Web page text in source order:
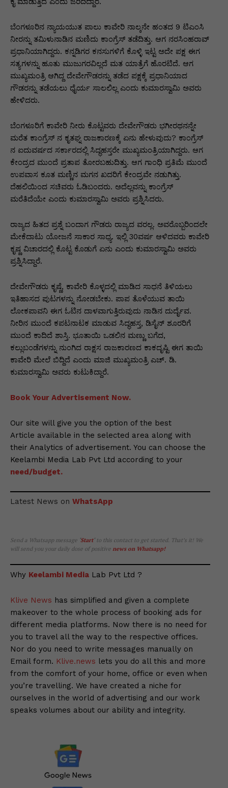
ಬೆಂಗಳೂರಿನ ನ್ಯಾಯಯುತ ಪಾಲು ಕಾವೇರಿ ನಾಲ್ಕನೇ ಹಂತದ 9 ಟಿಎಂಸಿ
ನೀರನ್ನು ತಮಿಳುನಾಡಿನ ಮಣಿದು ಕಾಂಗ್ರೆಸ್ ತಡೆದಿತ್ತು. ಆಗ ನರಸಿಂಹರಾವ್
ಪ್ರಧಾನಿಯಾಗಿದ್ದರು. ಕನ್ನಡಿಗರ ಕನಸುಗಳಿಗೆ ಕೊಳ್ಳಿ ಇಟ್ಟ ಅದೇ ಪಕ್ಷ ಈಗ
ಸತ್ಯಗಳನ್ನು ಹೂತು ಮುಜುಗರವಿಲ್ಲದೆ ಮತ ಯಾತ್ರೆಗೆ ಹೊರಟಿದೆ. ಆಗ
ಮುಖ್ಯಮಂತ್ರಿ ಆಗಿದ್ದ ದೇವೇಗೌಡರನ್ನು ತಡೆದ ಪಕ್ಷಕ್ಕೆ ಪ್ರಧಾನಿಯಾದ
ಗೌಡರನ್ನು ತಡೆಯಲು ಧೈರ್ಯ ಸಾಲಲಿಲ್ಲ ಎಂದು ಕುಮಾರಸ್ವಾಮಿ ಅವರು
ಹೇಳಿದರು.
ಬೆಂಗಳೂರಿಗೆ ಕಾವೇರಿ ನೀರು ಕೊಟ್ಟವರು ದೇವೇಗೌಡರು ಭಗೀರಥನನ್ನೇ
ಮರೆತ ಕಾಂಗ್ರೆಸ್ ನ ಕೃತಘ್ನ ರಾಜಕಾರಣಕ್ಕೆ ಏನು ಹೇಳುವುದು? ಕಾಂಗ್ರೆಸ್
ನ ಐದುವರ್ಷದ ಸರ್ಕಾರದಲ್ಲಿ ಸಿದ್ಧಹಸ್ತರೇ ಮುಖ್ಯಮಂತ್ರಿಯಾಗಿದ್ದರು. ಆಗ
ಕೇಂದ್ರದ ಮುಂದೆ ಪ್ರತಾಪ ತೋರಬಹುದಿತ್ತು. ಆಗ ಗಾಂಧಿ ಪ್ರತಿಮೆ ಮುಂದೆ
ಉಪವಾಸ ಕೂತ ಮಣ್ಣಿನ ಮಗನ ಖದರಿಗೆ ಕೇಂದ್ರವೇ ನಡುಗಿತ್ತು.
ದೆಹಲಿಯಿಂದ ಸಚಿವರು ಓಡಿಬಂದರು. ಅದೆಲ್ಲವನ್ನು ಕಾಂಗ್ರೆಸ್
ಮರೆತಿದೆಯೇ ಎಂದು ಕುಮಾರಸ್ವಾಮಿ ಅವರು ಪ್ರಶ್ನಿಸಿದರು.
ರಾಜ್ಯದ ಹಿತದ ಪ್ರಶ್ನೆ ಬಂದಾಗ ಗೌಡರು ರಾಜ್ಯದ ವರಲ್ಲ. ಅವರೊಬ್ಬರಿಂದಲೇ
ಮೇಕೆದಾಟು ಯೋಜನೆ ಸಾಕಾರ ಸಾಧ್ಯ. ಇಲ್ಲಿ 30ವರ್ಷ ಆಳಿದವರು ಕಾವೇರಿ
ಕೃಷ್ಣ ವಿಚಾರದಲ್ಲಿ ಕೊಟ್ಟ ಕೊಡುಗೆ ಏನು ಎಂದು ಕುಮಾರಸ್ವಾಮಿ ಅವರು
ಪ್ರಶ್ನಿಸಿದ್ದಾರೆ.
ದೇವೇಗೌಡರು ಕೃಷ್ಣೆ, ಕಾವೇರಿ ಕೊಳ್ಳದಲ್ಲಿ ಮಾಡಿದ ಸಾಧನೆ ತಿಳಿಯಲು
ಇತಿಹಾಸದ ಪುಟಗಳನ್ನು ನೋಡಬೇಕು. ಪಾಪ ತೊಳೆಯುವ ತಾಯಿ
ಲೋಕಪಾವನಿ ಈಗ ಓಟಿನ ದಾಳವಾಗುತ್ತಿರುವುದು ನಾಡಿನ ದುರ್ದೈವ.
ನೀರಿನ ಮುಂದೆ ಕಪಟನಾಟಕ ಮಾಡುವ ಸಿದ್ಧಹಸ್ತ, ಡಿಸೈನ್ ಶೂರರಿಗೆ
ಮುಂದೆ ಕಾದಿದೆ ಶಾಸ್ತಿ. ಭೂತಾಯಿ ಒಡಲಿನ ಮಣ್ಣು ಬಗೆದ,
ಕಲ್ಲುಬಂಡೆಗಳನ್ನು ನುಂಗಿದ ರಾಕ್ಷಸ ರಾಜಕಾರಣದ ಕಾಕದೃಷ್ಟಿ ಈಗ ತಾಯಿ
ಕಾವೇರಿ ಮೇಲೆ ಬಿದ್ದಿದೆ ಎಂದು ಮಾಜಿ ಮುಖ್ಯಮಂತ್ರಿ ಎಚ್. ಡಿ.
ಕುಮಾರಸ್ವಾಮಿ ಅವರು ಕುಟುಕಿದ್ದಾರೆ.
Book Your Advertisement Now.
Our site will give you the option of the best
Article available in the selected area along with
their Analytics of advertisement. You can choose the
Keelambi Media Lab Pvt Ltd according to your
need/budget.
Latest News on WhatsApp
Send a Whatsapp message Start‘ to this contact to get started. That’s it! We
will send you your daily dose of positive news on Whatsapp!
Why Keelambi Media Lab Pvt Ltd ?
Klive News has simplified and given a complete
makeover to the whole process of booking ads for
different media platforms. Now there is no need for
you to travel all the way to the respective offices.
Nor do you need to write messages manually on
Email form. Klive.news lets you do all this and more
from the comfort of your home, office or even when
you’re travelling. We have created a niche for
ourselves in the world of advertising and our work
speaks volumes about our ability and integrity.